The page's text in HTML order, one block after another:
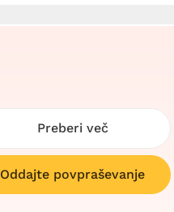
Preberi več
Oddajte povpraševanje